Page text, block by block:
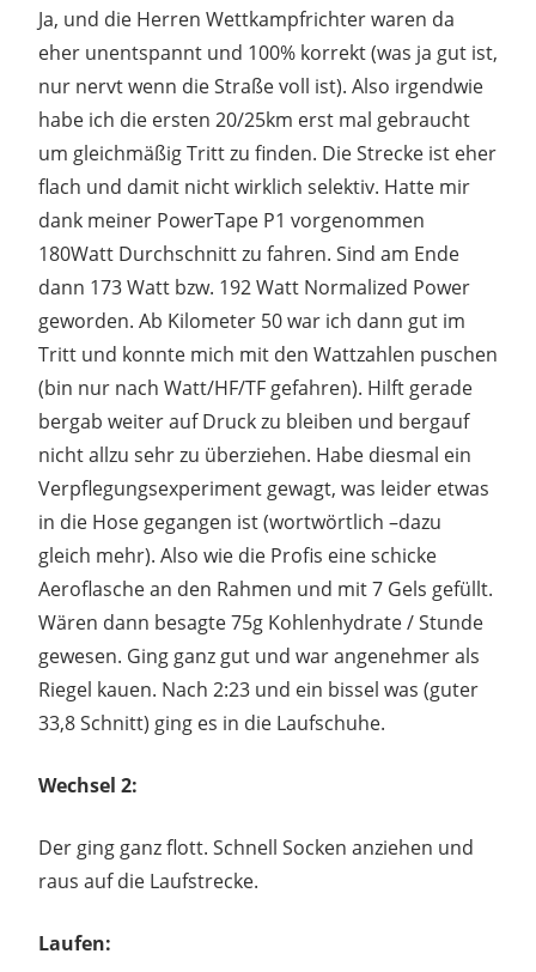
Ja, und die Herren Wettkampfrichter waren da
eher unentspannt und 100% korrekt (was ja gut ist,
nur nervt wenn die Straße voll ist). Also irgendwie
habe ich die ersten 20/25km erst mal gebraucht
um gleichmäßig Tritt zu finden. Die Strecke ist eher
flach und damit nicht wirklich selektiv. Hatte mir
dank meiner PowerTape P1 vorgenommen
180Watt Durchschnitt zu fahren. Sind am Ende
dann 173 Watt bzw. 192 Watt Normalized Power
geworden. Ab Kilometer 50 war ich dann gut im
Tritt und konnte mich mit den Wattzahlen puschen
(bin nur nach Watt/HF/TF gefahren). Hilft gerade
bergab weiter auf Druck zu bleiben und bergauf
nicht allzu sehr zu überziehen. Habe diesmal ein
Verpflegungsexperiment gewagt, was leider etwas
in die Hose gegangen ist (wortwörtlich –dazu
gleich mehr). Also wie die Profis eine schicke
Aeroflasche an den Rahmen und mit 7 Gels gefüllt.
Wären dann besagte 75g Kohlenhydrate / Stunde
gewesen. Ging ganz gut und war angenehmer als
Riegel kauen. Nach 2:23 und ein bissel was (guter
33,8 Schnitt) ging es in die Laufschuhe.
Wechsel 2:
Der ging ganz flott. Schnell Socken anziehen und
raus auf die Laufstrecke.
Laufen: